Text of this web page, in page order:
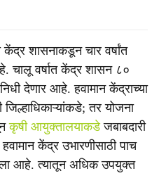
केंद्र शासनाकडून चार वर्षांत
चालू वर्षात केंद्र शासन ८०
देणार आहे. हवामान केंद्राच्या
जिल्हाधिकाऱ्यांकडे; तर योजना
कृषी आयुक्तालयाकडेजबाबदारी
केंद्र उभारणीसाठी पाच
आहे. त्यातून अधिक उपयुक्त